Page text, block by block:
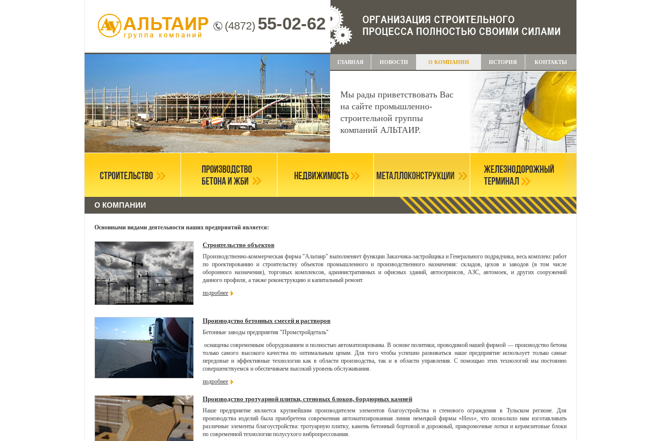
(4872) 55-02-62
ГЛАВНАЯ НОВОСТИ О КОМПАНИИ ИСТОРИЯ КОНТАКТЫ
Мы рады приветствовать Вас
на сайте промышленно-
строительной группы
компаний АЛЬТАИР.
О КОМПАНИИ
Основными видами деятельности наших предприятий является:
Строительство объектов
Производственно-коммерческая фирма "Альтаир" выполненяет функции Заказчика-застройщика и Генерального подрядчика, весь комплекс работ
по проектированию и строительству объектов промышленного и производственного назначения: складов, цехов и заводов (в том числе
оборонного назначения), торговых комплексов, административных и офисных зданий, автосервисов, АЗС, автомоек, и других сооружений
данного профиля, а также реконструкцию и капитальный ремонт.
подробнее
Производство бетонных смесей и растворов
Бетонные заводы предприятия "Промстройдеталь"
оснащены современным оборудованием и полностью автоматизированы. В основе политики, проводимой нашей фирмой — производство бетона
только самого высокого качества по оптимальным ценам. Для того чтобы успешно развиваться наше предприятие использует только самые
передовые и эффективные технологии как в области производства, так и в области управления. С помощью этих технологий мы постоянно
совершенствуемся и обеспечиваем высокий уровень обслуживания.
подробнее
Производство тротуарной плитки, стеновых блоков, бордюрных камней
Наше предприятие является крупнейшим производителем элементов благоустройства и стенового ограждения в Тульском регионе. Для
производства изделий была приобретена современная автоматизированная линия немецкой фирмы «Hess», что позволило нам изготавливать
различные элементы благоустройства: тротуарную плитку, камень бетонный бортовой и дорожный, прикромочные лотки и керамзитовые блоки
по современной технологии полусухого вибропрессования.